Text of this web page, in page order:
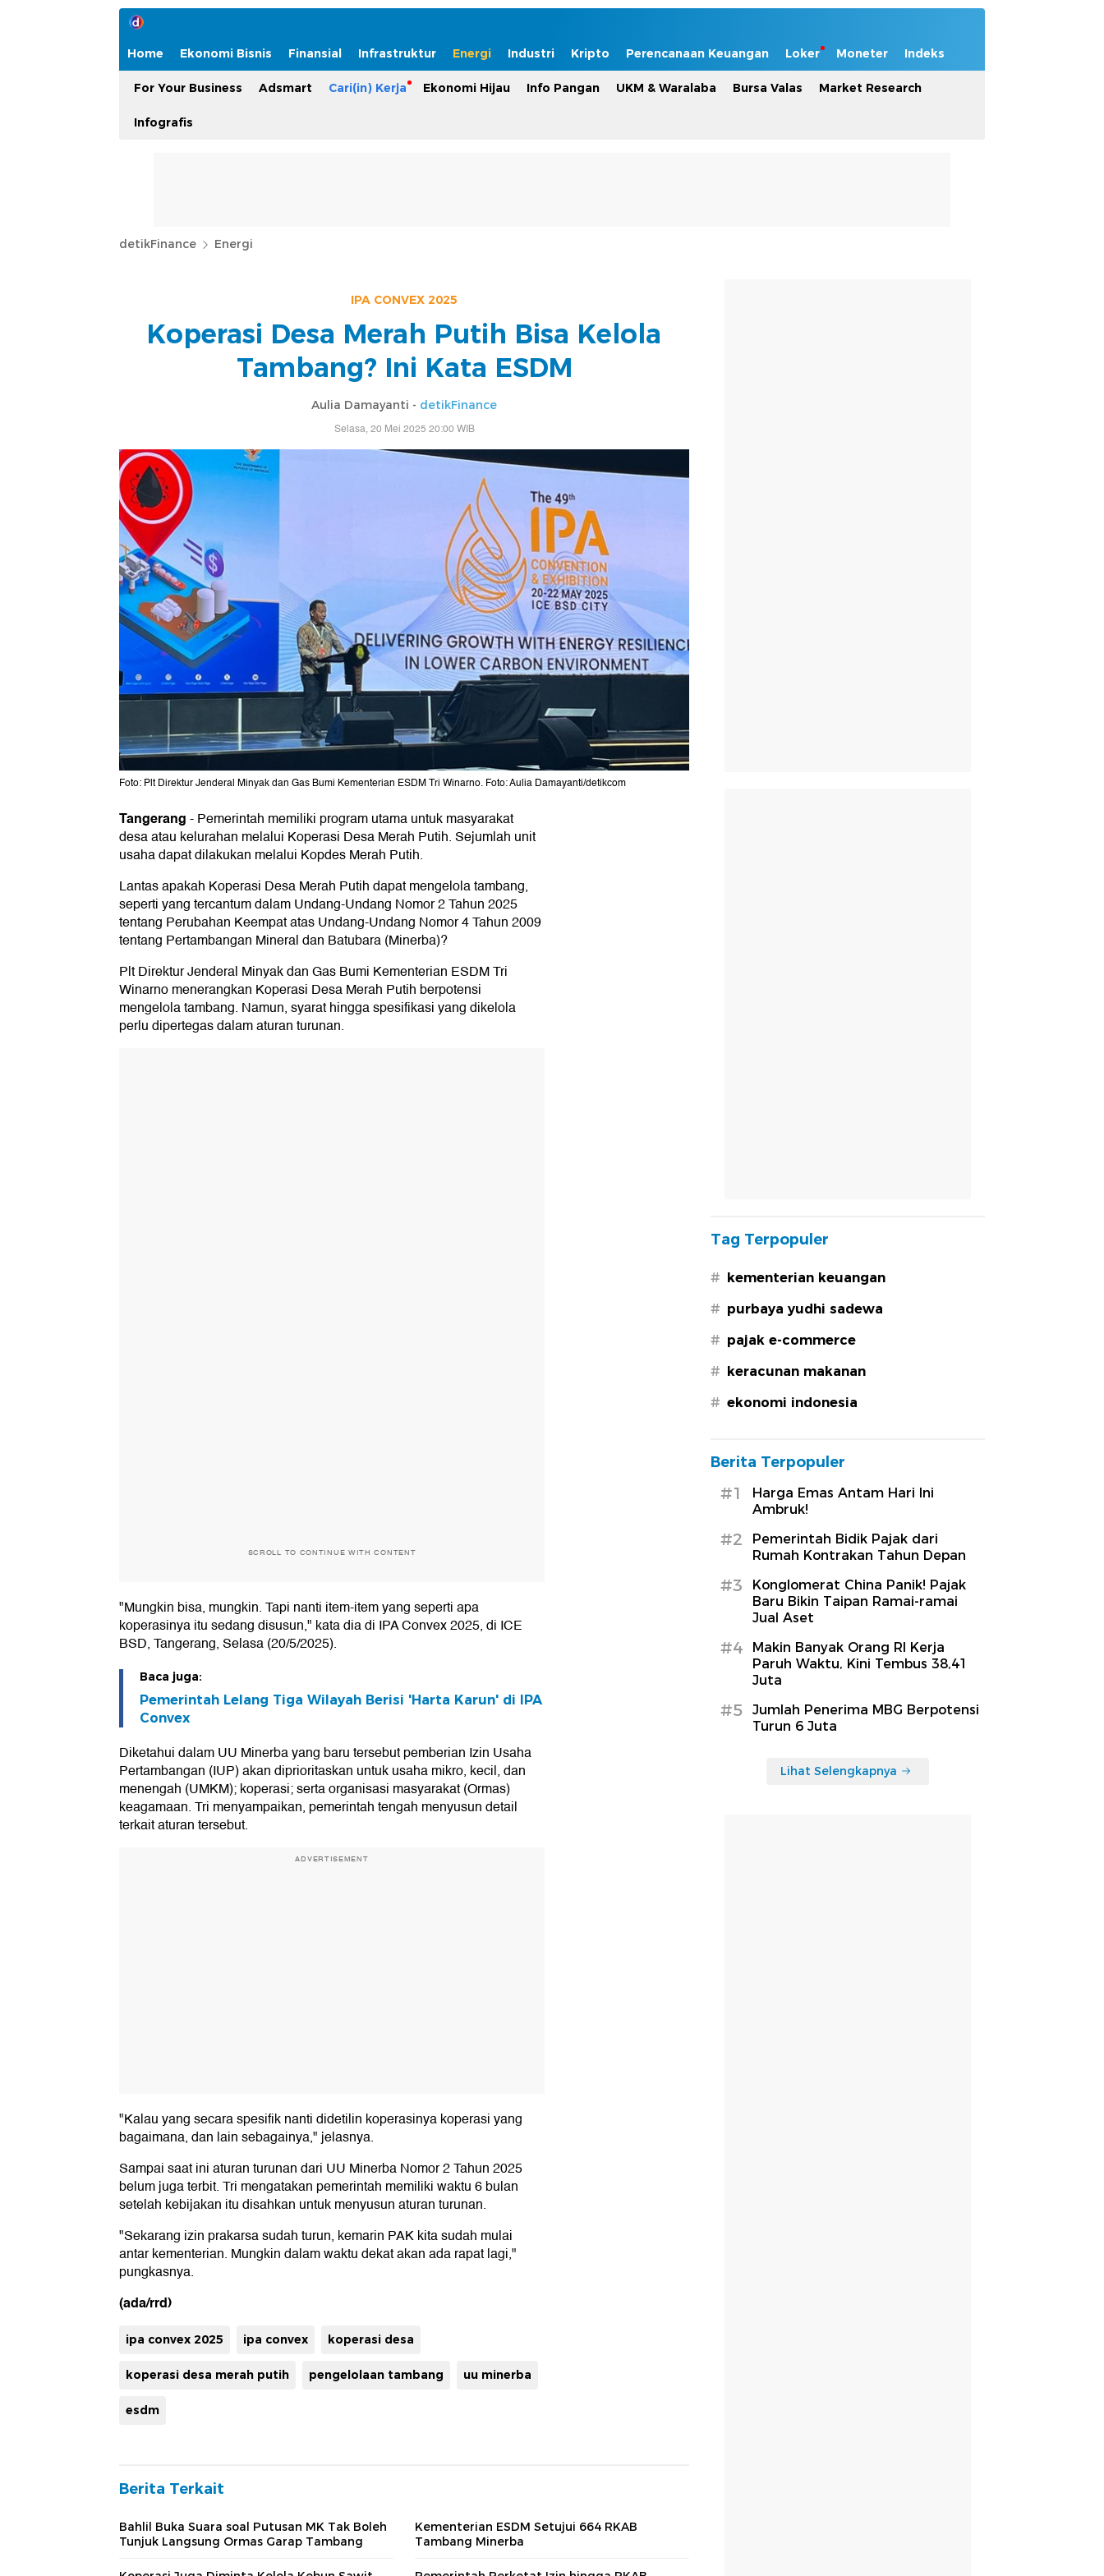
Home Ekonomi Bisnis Finansial Infrastruktur Energi Industri Kripto Perencanaan Keuangan Loker Moneter Indeks
For Your Business Adsmart Cari(in) Kerja Ekonomi Hijau Info Pangan UKM & Waralaba Bursa Valas Market Research
Infografis
detikFinance Energi
IPA CONVEX 2025
Koperasi Desa Merah Putih Bisa Kelola
Tambang? Ini Kata ESDM
Aulia Damayanti - detikFinance
Selasa, 20 Mei 2025 20:00 WIB
Foto: Plt Direktur Jenderal Minyak dan Gas Bumi Kementerian ESDM Tri Winarno. Foto: Aulia Damayanti/detikcom
Tangerang-Pemerintah memiliki program utama untuk masyarakat
desa atau kelurahan melalui Koperasi Desa Merah Putih. Sejumlah unit
usaha dapat dilakukan melalui Kopdes Merah Putih.
Lantas apakah Koperasi Desa Merah Putih dapat mengelola tambang,
seperti yang tercantum dalam Undang-Undang Nomor 2 Tahun 2025
tentang Perubahan Keempat atas Undang-Undang Nomor 4 Tahun 2009
tentang Pertambangan Mineral dan Batubara (Minerba)?
Plt Direktur Jenderal Minyak dan Gas Bumi Kementerian ESDM Tri
Winarno menerangkan Koperasi Desa Merah Putih berpotensi
mengelola tambang. Namun, syarat hingga spesifikasi yang dikelola
perlu dipertegas dalam aturan turunan.
SCROLL TO CONTINUE WITH CONTENT
"Mungkin bisa, mungkin. Tapi nanti item-item yang seperti apa
koperasinya itu sedang disusun," kata dia di IPA Convex 2025, di ICE
BSD, Tangerang, Selasa (20/5/2025).
Baca juga:
Pemerintah Lelang Tiga Wilayah Berisi 'Harta Karun' di IPA
Convex
Diketahui dalam UU Minerba yang baru tersebut pemberian Izin Usaha
Pertambangan (IUP) akan diprioritaskan untuk usaha mikro, kecil, dan
menengah (UMKM); koperasi; serta organisasi masyarakat (Ormas)
keagamaan. Tri menyampaikan, pemerintah tengah menyusun detail
terkait aturan tersebut.
ADVERTISEMENT
"Kalau yang secara spesifik nanti didetilin koperasinya koperasi yang
bagaimana, dan lain sebagainya," jelasnya.
Sampai saat ini aturan turunan dari UU Minerba Nomor 2 Tahun 2025
belum juga terbit. Tri mengatakan pemerintah memiliki waktu 6 bulan
setelah kebijakan itu disahkan untuk menyusun aturan turunan.
"Sekarang izin prakarsa sudah turun, kemarin PAK kita sudah mulai
antar kementerian. Mungkin dalam waktu dekat akan ada rapat lagi,"
pungkasnya.
(ada/rrd)
ipa convex 2025 ipa convex koperasi desa
koperasi desa merah putih pengelolaan tambang uu minerba
esdm
Berita Terkait
Bahlil Buka Suara soal Putusan MK Tak Boleh
Tunjuk Langsung Ormas Garap Tambang
Kementerian ESDM Setujui 664 RKAB
Tambang Minerba
Tag Terpopuler
# kementerian keuangan
# purbaya yudhi sadewa
# pajak e-commerce
# keracunan makanan
# ekonomi indonesia
Berita Terpopuler
#1
Harga Emas Antam Hari Ini
Ambruk!
#2
Pemerintah Bidik Pajak dari
Rumah Kontrakan Tahun Depan
#3
Konglomerat China Panik! Pajak
Baru Bikin Taipan Ramai-ramai
Jual Aset
#4
Makin Banyak Orang RI Kerja
Paruh Waktu, Kini Tembus 38,41
Juta
#5
Jumlah Penerima MBG Berpotensi
Turun 6 Juta
Lihat Selengkapnya